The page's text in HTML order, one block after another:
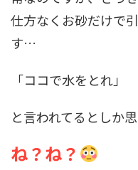
仕方なくお砂だけで
す…
「ココで水をとれ」
と言われてるとしか
ね？ね？